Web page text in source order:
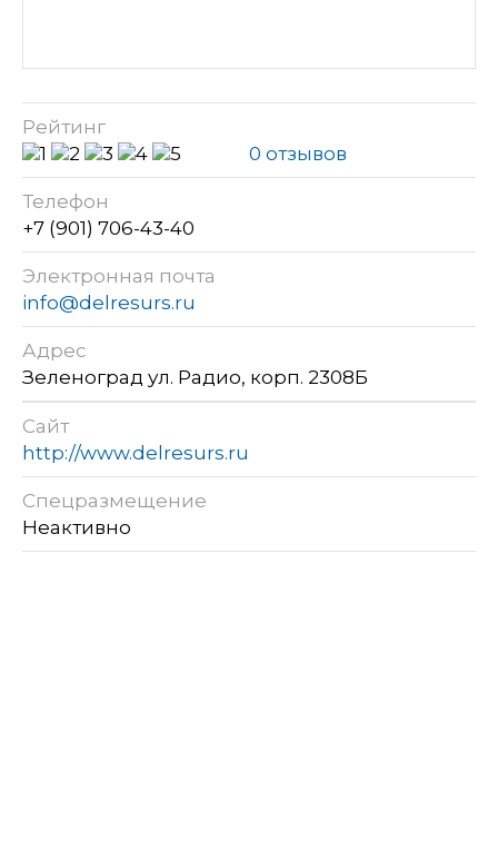
Рейтинг
0 отзывов
Телефон
+7 (901) 706-43-40
Электронная почта
info@delresurs.ru
Адрес
Зеленоград ул. Радио, корп. 2308Б
Сайт
http://www.delresurs.ru
Спецразмещение
Неактивно